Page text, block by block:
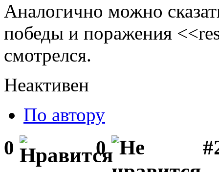
Аналогично можно
победы и поражения
смотрелся.
Неактивен
По автору
0 0